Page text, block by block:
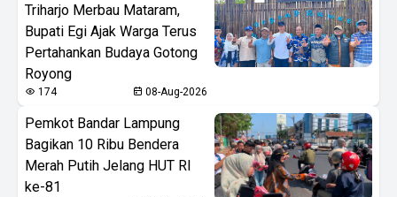
Triharjo Merbau Mataram,
Bupati Egi Ajak Warga Terus
Pertahankan Budaya Gotong
Royong
174 08-Aug-2026
Pemkot Bandar Lampung
Bagikan 10 Ribu Bendera
Merah Putih Jelang HUT RI
ke-81